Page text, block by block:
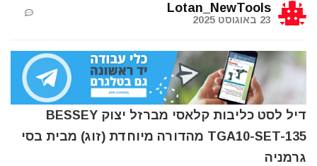
Lotan_NewTools
23 באוגוסט 2025
דיל לסט כליבות קלאסי מברזל יצוק BESSEY
TGA10-SET-135 מהדורה מיוחדת (זוג) מבית בסי
גרמניה